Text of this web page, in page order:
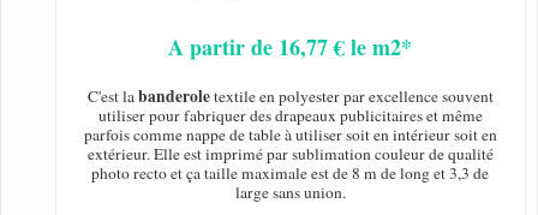
A partir de 16,77 € le m2*
C'est labanderoletextile en polyester par excellence souvent
utiliser pour fabriquer des drapeaux publicitaires et même
parfois comme nappe de table à utiliser soit en intérieur soit en
extérieur. Elle est imprimé par sublimation couleur de qualité
photo recto et ça taille maximale est de 8 m de long et 3,3 de
large sans union.